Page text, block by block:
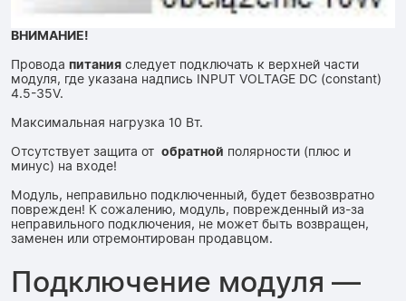
ВНИМАНИЕ!
Провода питания следует подключать к верхней части
модуля, где указана надпись INPUT VOLTAGE DC (constant)
4.5-35V.
Максимальная нагрузка 10 Вт.
Отсутствует защита от обратной полярности (плюс и
минус) на входе!
Модуль, неправильно подключенный, будет безвозвратно
поврежден! К сожалению, модуль, поврежденный из-за
неправильного подключения, не может быть возвращен,
заменен или отремонтирован продавцом.
Подключение модуля —